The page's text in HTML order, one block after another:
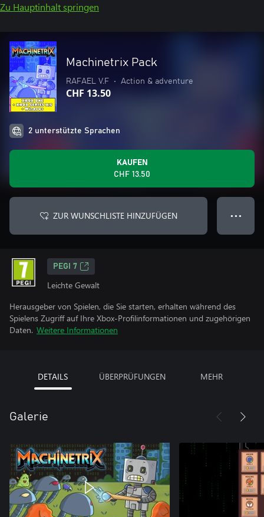
Zu Hauptinhalt springen
Machinetrix Pack
RAFAEL V.F • Action & adventure
CHF 13.50
2 unterstützte Sprachen
KAUFEN
CHF 13.50
ZUR WUNSCHLISTE HINZUFÜGEN ● ● ●
PEGI 7
Leichte Gewalt
Herausgeber von Spielen, die Sie starten, erhalten während des
Spielens Zugriff auf Ihre Xbox-Profilinformationen und zugehörigen
Daten. Weitere Informationen
DETAILS ÜBERPRÜFUNGEN MEHR
Galerie